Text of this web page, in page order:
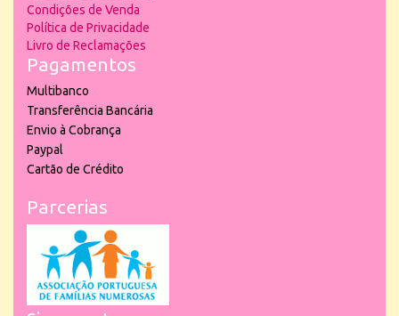
Condições de Venda
Política de Privacidade
Livro de Reclamações
Pagamentos
Multibanco
Transferência Bancária
Envio à Cobrança
Paypal
Cartão de Crédito
Parcerias